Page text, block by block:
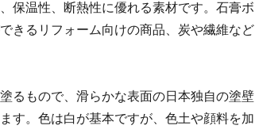
保温性、断熱性に優れる素材です。石膏ボ
きるリフォーム向けの商品、炭や繊維など
るもので、滑らかな表面の日本独自の塗壁
す。色は白が基本ですが、色土や顔料を加